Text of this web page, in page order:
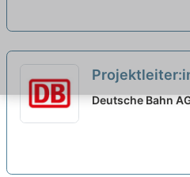
Deutsche Bahn